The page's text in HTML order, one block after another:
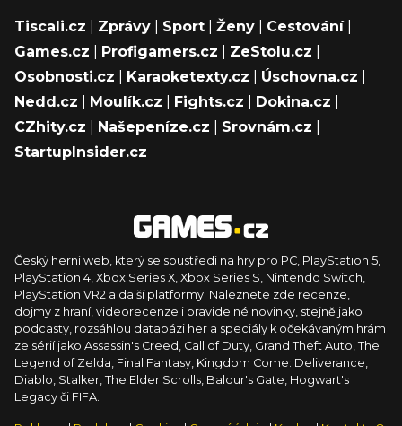
Tiscali.cz Zprávy Sport Ženy Cestování|
Games.cz
Profigamers.cz ZeStolu.cz
Osobnosti.cz
Karaoketexty.cz Úschovna.cz
Nedd.cz
Moulík.cz Fights.cz Dokina.cz
CZhity.cz
Našepeníze.cz Srovnám.cz
StartupInsider.cz
Český herní web, který se soustředí na hry pro PC, PlayStation 5,
PlayStation 4, Xbox Series X, Xbox Series S, Nintendo Switch,
PlayStation VR2 a další platformy. Naleznete zde recenze,
dojmy z hraní, videorecenze i pravidelné novinky, stejně jako
podcasty, rozsáhlou databázi her a speciály k očekávaným hrám
ze sérií jako Assassin's Creed, Call of Duty, Grand Theft Auto, The
Legend of Zelda, Final Fantasy, Kingdom Come: Deliverance,
Diablo, Stalker, The Elder Scrolls, Baldur's Gate, Hogwart's
Legacy či FIFA.